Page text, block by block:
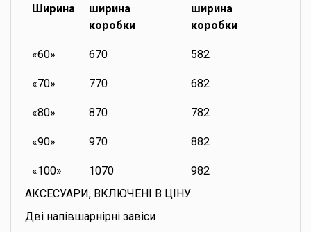
Ширина
ширина
коробки
ширина
коробки
«60» 670 582
«70» 770 682
«80» 870 782
«90» 970 882
«100» 1070
982
АКСЕСУАРИ, ВКЛЮЧЕНІ В ЦІНУ
Дві напівшарнірні завіси